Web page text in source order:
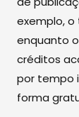
exemplo,
enquanto
créditos
por tempo
forma